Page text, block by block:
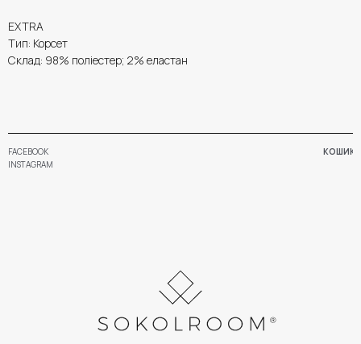
EXTRA
Тип: Корсет
Склад: 98% поліестер; 2% еластан
FACEBOOK КОШИК
INSTAGRAM